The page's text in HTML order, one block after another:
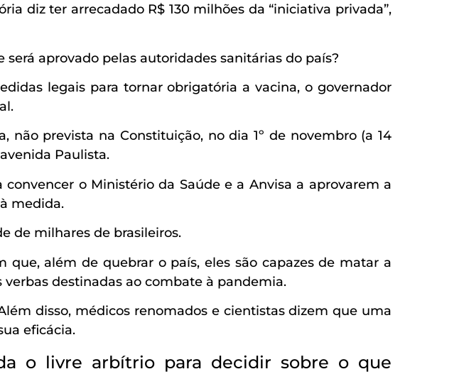
diz ter arrecadado R$ 130 milhões da “iniciativa privada”,
aprovado pelas autoridades sanitárias do país?
legais para tornar obrigatória a vacina, o governador
prevista na Constituição, no dia 1º de novembro (a 14
Paulista.
o Ministério da Saúde e a Anvisa a aprovarem a
medida.
de milhares de brasileiros.
além de quebrar o país, eles são capazes de matar a
destinadas ao combate à pandemia.
disso, médicos renomados e cientistas dizem que uma
eficácia.
o livre arbítrio para decidir sobre o que